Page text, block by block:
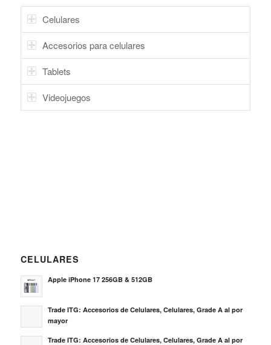
Celulares
Accesorios para celulares
Tablets
Videojuegos
CELULARES
Apple iPhone 17 256GB & 512GB
Trade ITG: Accesorios de Celulares, Celulares, Grade A al por
mayor
Trade ITG: Accesorios de Celulares, Celulares, Grade A al por